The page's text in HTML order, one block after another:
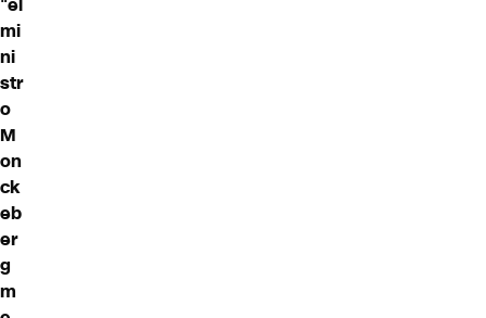
mi
ni
str
o
M
on
ck
eb
er
g
m